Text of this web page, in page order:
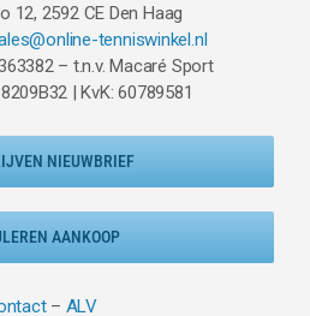
12, 2592 CE Den Haag
tenniswinkel.nl
– t.n.v. Macaré Sport
| KvK: 60789581
NIEUWBRIEF
AANKOOP
– ALV